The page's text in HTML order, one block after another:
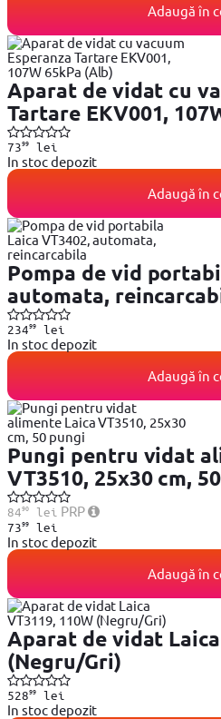
Adaugă în
Aparat de vidat cu
Tartare EKV001,
7399lei
In stoc depozit
Adaugă în
Pompa de vid
automata,
23499lei
In stoc depozit
Adaugă în
Pungi pentru vidat
VT3510, 25x30 cm,
8490lei PRP
7399lei
In stoc depozit
Adaugă în
Aparat de vidat
(Negru/Gri)
52899lei
In stoc depozit